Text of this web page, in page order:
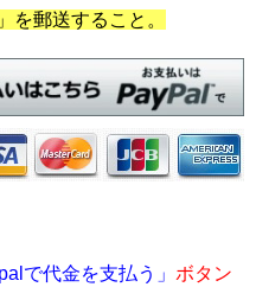
を郵送すること。
で代金を支払う」 ボタン